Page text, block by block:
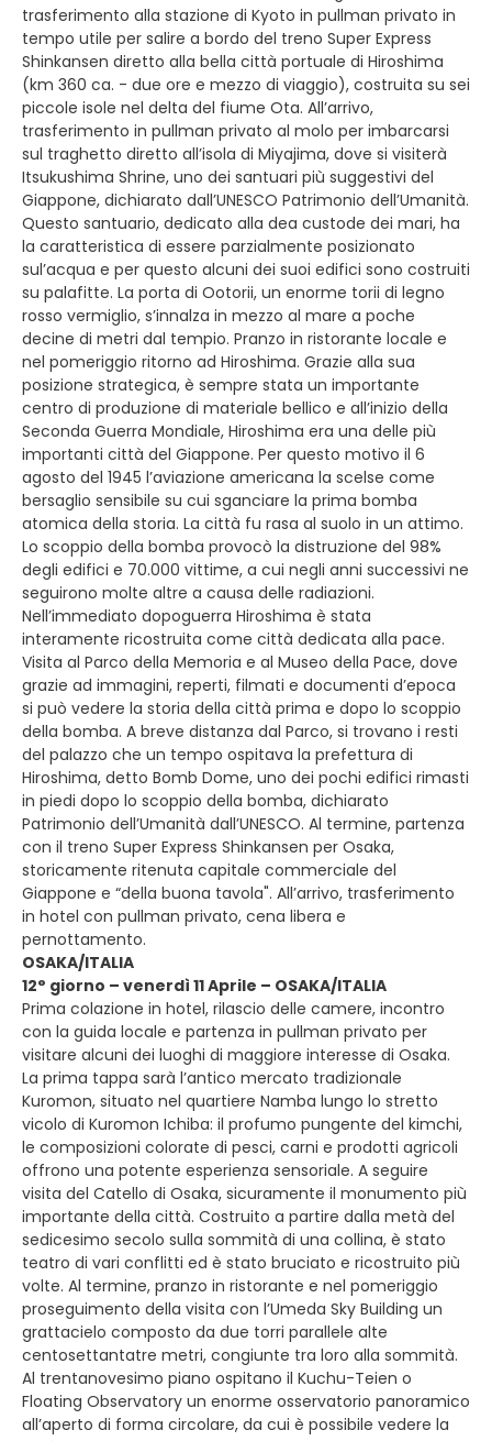
trasferimento alla stazione di Kyoto in pullman privato in
tempo utile per salire a bordo del treno Super Express
Shinkansen diretto alla bella città portuale di Hiroshima
(km 360 ca. - due ore e mezzo di viaggio), costruita su sei
piccole isole nel delta del fiume Ota. All’arrivo,
trasferimento in pullman privato al molo per imbarcarsi
sul traghetto diretto all’isola di Miyajima, dove si visiterà
Itsukushima Shrine, uno dei santuari più suggestivi del
Giappone, dichiarato dall’UNESCO Patrimonio dell’Umanità.
Questo santuario, dedicato alla dea custode dei mari, ha
la caratteristica di essere parzialmente posizionato
sul’acqua e per questo alcuni dei suoi edifici sono costruiti
su palafitte. La porta di Ootorii, un enorme torii di legno
rosso vermiglio, s’innalza in mezzo al mare a poche
decine di metri dal tempio. Pranzo in ristorante locale e
nel pomeriggio ritorno ad Hiroshima. Grazie alla sua
posizione strategica, è sempre stata un importante
centro di produzione di materiale bellico e all’inizio della
Seconda Guerra Mondiale, Hiroshima era una delle più
importanti città del Giappone. Per questo motivo il 6
agosto del 1945 l’aviazione americana la scelse come
bersaglio sensibile su cui sganciare la prima bomba
atomica della storia. La città fu rasa al suolo in un attimo.
Lo scoppio della bomba provocò la distruzione del 98%
degli edifici e 70.000 vittime, a cui negli anni successivi ne
seguirono molte altre a causa delle radiazioni.
Nell’immediato dopoguerra Hiroshima è stata
interamente ricostruita come città dedicata alla pace.
Visita al Parco della Memoria e al Museo della Pace, dove
grazie ad immagini, reperti, filmati e documenti d’epoca
si può vedere la storia della città prima e dopo lo scoppio
della bomba. A breve distanza dal Parco, si trovano i resti
del palazzo che un tempo ospitava la prefettura di
Hiroshima, detto Bomb Dome, uno dei pochi edifici rimasti
in piedi dopo lo scoppio della bomba, dichiarato
Patrimonio dell’Umanità dall’UNESCO. Al termine, partenza
con il treno Super Express Shinkansen per Osaka,
storicamente ritenuta capitale commerciale del
Giappone e “della buona tavola". All’arrivo, trasferimento
in hotel con pullman privato, cena libera e
pernottamento.
OSAKA/ITALIA
12° giorno – venerdì 11 Aprile – OSAKA/ITALIA
Prima colazione in hotel, rilascio delle camere, incontro
con la guida locale e partenza in pullman privato per
visitare alcuni dei luoghi di maggiore interesse di Osaka.
La prima tappa sarà l’antico mercato tradizionale
Kuromon, situato nel quartiere Namba lungo lo stretto
vicolo di Kuromon Ichiba: il profumo pungente del kimchi,
le composizioni colorate di pesci, carni e prodotti agricoli
offrono una potente esperienza sensoriale. A seguire
visita del Catello di Osaka, sicuramente il monumento più
importante della città. Costruito a partire dalla metà del
sedicesimo secolo sulla sommità di una collina, è stato
teatro di vari conflitti ed è stato bruciato e ricostruito più
volte. Al termine, pranzo in ristorante e nel pomeriggio
proseguimento della visita con l’Umeda Sky Building un
grattacielo composto da due torri parallele alte
centosettantatre metri, congiunte tra loro alla sommità.
Al trentanovesimo piano ospitano il Kuchu-Teien o
Floating Observatory un enorme osservatorio panoramico
all’aperto di forma circolare, da cui è possibile vedere la